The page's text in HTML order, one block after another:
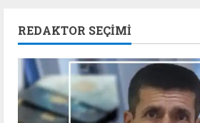
REDAKTOR SEÇIMI